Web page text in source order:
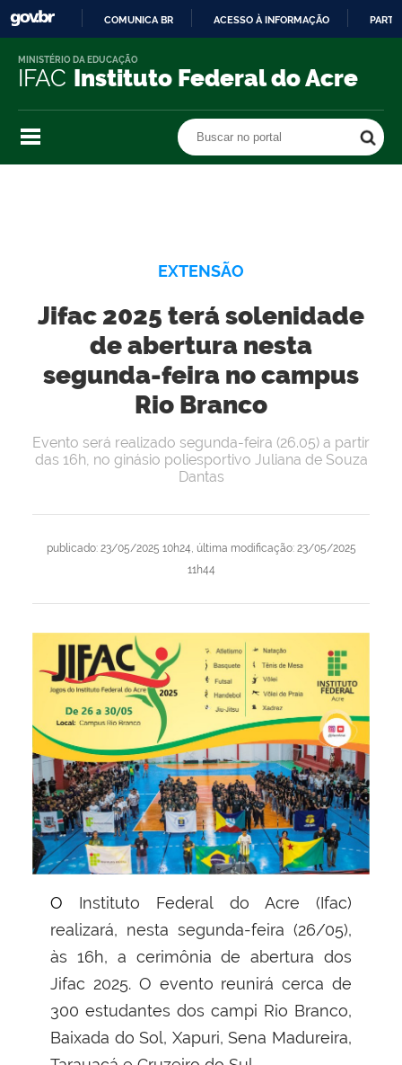
O
COMUNICA BR ACESSO À INFORMAÇÃO
IFAC Instituto Federal do Acre
MINISTÉRIO DA EDUCAÇÃO
Buscar no portal
EXTENSÃO
Jifac 2025 terá solenidade
de abertura nesta
segunda-feira no campus
Rio Branco
publicado: 23/05/2025 10h24, última modificação: 23/05/2025
11h44
Evento será realizado segunda-feira (26.05) a partir
das 16h, no ginásio poliesportivo Juliana de Souza
Dantas
O Instituto Federal do Acre (Ifac)
realizará, nesta segunda-feira (26/05),
às 16h, a cerimônia de abertura dos
Jifac 2025. O evento reunirá cerca de
300 estudantes dos campi Rio Branco,
Baixada do Sol, Xapuri, Sena Madureira,